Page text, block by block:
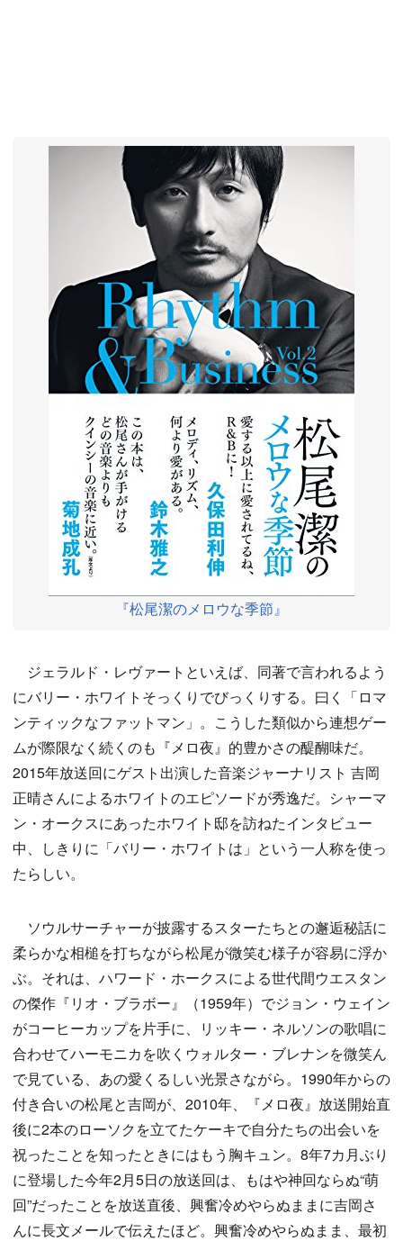
『松尾潔のメロウな季節』
ジェラルド・レヴァートといえば、同著で言われるよう
にバリー・ホワイトそっくりでびっくりする。曰く「ロマ
ンティックなファットマン」。こうした類似から連想ゲー
ムが際限なく続くのも『メロ夜』的豊かさの醍醐味だ。
2015年放送回にゲスト出演した音楽ジャーナリスト 吉岡
正晴さんによるホワイトのエピソードが秀逸だ。シャーマ
ン・オークスにあったホワイト邸を訪ねたインタビュー
中、しきりに「バリー・ホワイトは」という一人称を使っ
たらしい。
ソウルサーチャーが披露するスターたちとの邂逅秘話に
柔らかな相槌を打ちながら松尾が微笑む様子が容易に浮か
ぶ。それは、ハワード・ホークスによる世代間ウエスタン
の傑作『リオ・ブラボー』（1959年）でジョン・ウェイン
がコーヒーカップを片手に、リッキー・ネルソンの歌唱に
合わせてハーモニカを吹くウォルター・ブレナンを微笑ん
で見ている、あの愛くるしい光景さながら。1990年からの
付き合いの松尾と吉岡が、2010年、『メロ夜』放送開始直
後に2本のローソクを立てたケーキで自分たちの出会いを
祝ったことを知ったときにはもう胸キュン。8年7カ月ぶり
に登場した今年2月5日の放送回は、もはや神回ならぬ“萌
回”だったことを放送直後、興奮冷めやらぬままに吉岡さ
んに長文メールで伝えたほど。興奮冷めやらぬまま、最初